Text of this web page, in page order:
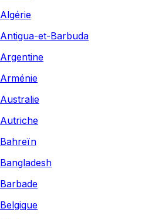
Algérie
Antigua-et-Barbuda
Argentine
Arménie
Australie
Autriche
Bahreïn
Bangladesh
Barbade
Belgique